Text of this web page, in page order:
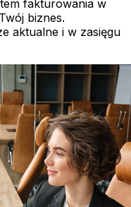
fakturowania w
biznes.
aktualne i w zasięgu